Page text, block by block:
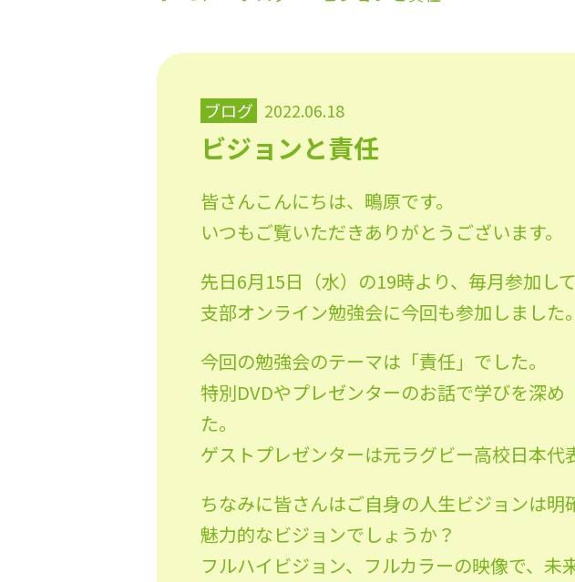
ブログ 2022.06.18
ビジョンと責任
皆さんこんにちは、鴫原です。
いつもご覧いただきありがとうございます。
先日6月15日（水）の19時より、毎月参加し
支部オンライン勉強会に今回も参加しました。
今回の勉強会のテーマは「責任」でした。
特別DVDやプレゼンターのお話で学びを深
た。
ゲストプレゼンターは元ラグビー高校日本代
ちなみに皆さんはご自身の人生ビジョンは明
魅力的なビジョンでしょうか？
フルハイビジョン、フルカラーの映像で、